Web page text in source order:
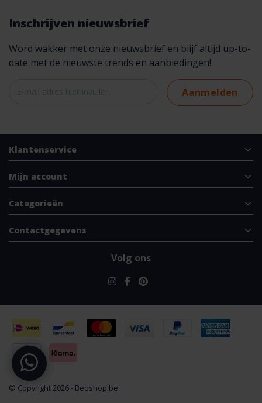
Inschrijven nieuwsbrief
Word wakker met onze nieuwsbrief en blijf altijd up-to-
date met de nieuwste trends en aanbiedingen!
Aanmelden
Klantenservice
Mijn account
Categorieën
Contactgegevens
Volg ons
© Copyright 2026 - Bedshop.be